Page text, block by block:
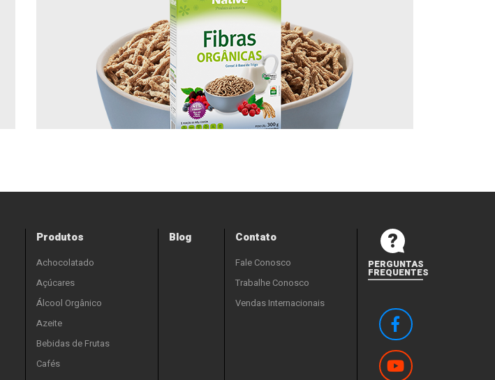
Produtos
Achocolatado
Açúcares
Álcool Orgânico
Azeite
Bebidas de Frutas
Cafés
Blog Contato
Fale Conosco
Trabalhe Conosco
Vendas Internacionais
PERGUNTAS
FREQUENTES